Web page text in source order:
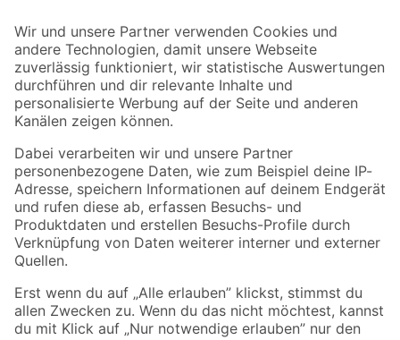
Der toom Newsletter: Keine Angebote und Aktionen mehr verpassen!
Zur Newsletter Anmeldung
Folge uns
Zahlungsarten Versandarten
Sicher einkaufen
Jetzt die toom-App herunterladen